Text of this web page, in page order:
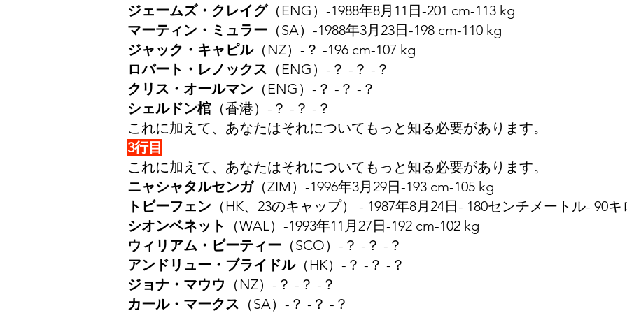
ジェームズ・クレイグ（ENG）-1988年8月11日-201 cm-113 kg
マーティン・ミュラー （SA）-1988年3月23日-198 cm-110 kg
ジャック・キャピル（NZ）-？ -196 cm-107 kg
ロバート・レノックス （ENG）-？ -？ -？
クリス・オールマン （ENG）-？ -？ -？
シェルドン棺 （香港）-？ -？ -？
これに加えて、あなたはそれについてもっと知る必要があります。
3行目
これに加えて、あなたはそれについてもっと知る必要があります。
ニャシャタルセンガ（ZIM）-1996年3月29日-193 cm-105 kg
トビーフェン （HK、23のキャップ） - 1987年8月24日- 180センチメートル- 90キ
シオンベネット
（WAL）-1993年11月27日-192 cm-102 kg
ウィリアム・ビーティー （SCO）-？ -？ -？
アンドリュー・ブライドル（HK）-？ -？ -？
ジョナ・マウウ （NZ）-？ -？ -？
カール・マークス （SA）-？ -？ -？